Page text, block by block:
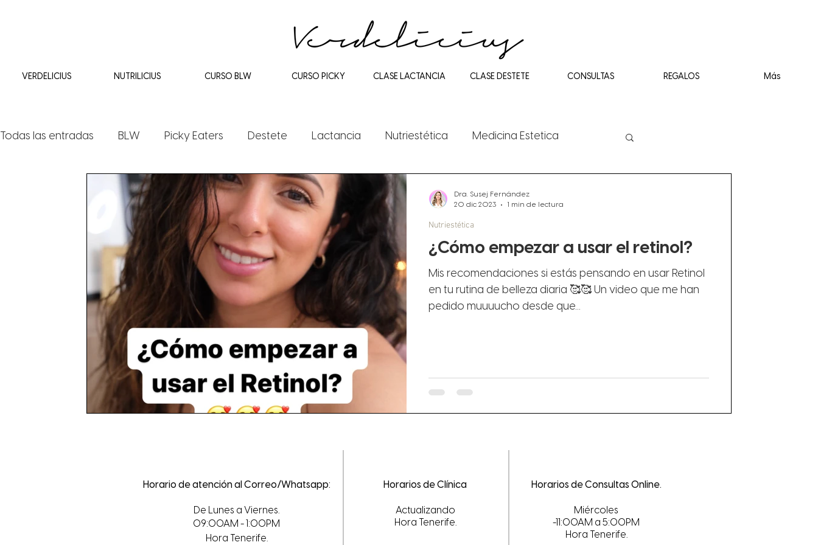
VERDELICIUS NUTRILICIUS CURSO BLW CURSO PICKY CLASE LACTANCIA CLASE DESTETE CONSULTAS REGALOS Más
Todas las entradas BLW Picky Eaters Destete Lactancia Nutriestética Medicina Estetica
¿Cómo empezar a usar el retinol?
Mis recomendaciones si estás pensando en usar Retinol
en tu rutina de belleza diaria 🥰🥰 Un video que me han
pedido muuuucho desde que...
Nutriestética
Dra. Susej Fernández
20 dic 2023
1 min de lectura
Horario de atención al Correo/Whatsapp:
De Lunes a Viernes.
09:00AM - 1:00PM
Hora Tenerife.
Horarios de Clínica
Actualizando
Hora Tenerife.
Horarios de Consultas Online.
Miércoles
-11:00AM a 5:00PM
Hora Tenerife.